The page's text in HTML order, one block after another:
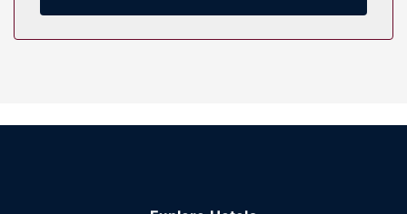
Kiinteistön miellyttävyys
Hotellin tarjoamiin harrastuksiin/mukavuuksiin kuuluu